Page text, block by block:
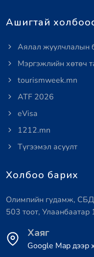
Ашигтай
Аялал жуулчлалын
Мэргэжлийн хөтөч
tourismweek.mn
ATF 2026
eVisa
1212.mn
Түгээмэл асуулт
Холбоо барих
Олимпийн гудамж,
503 тоот, Улаанбаатар
Хаяг
Google Map дээр